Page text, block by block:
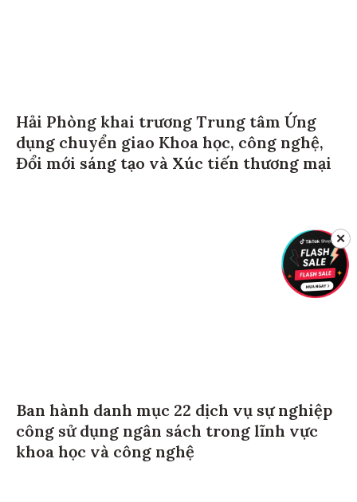
Hải Phòng khai trương Trung tâm Ứng
dụng chuyển giao Khoa học, công nghệ,
Đổi mới sáng tạo và Xúc tiến thương mại
Ban hành danh mục 22 dịch vụ sự nghiệp
công sử dụng ngân sách trong lĩnh vực
khoa học và công nghệ
✕